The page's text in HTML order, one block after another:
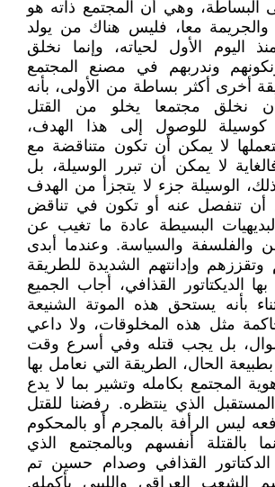
وهي أن المجتمع ذاته هو
والجريمة معا، فليس هناك من يولد
اليوم الأول لحياته، وإنما نخلق
وندربهم في مصنع المجتمع
أخرى أكثر بساطة من الأولى، بأنه
نخلق مجتمعا يخلو من القتل
كوسيلة للوصول إلى هذا الهدف،
لا يمكن أن تكون متناقضة مع
لا يمكن أن تبرر الوسيلة، بل
الوسيلة جزء لا يتجزأ من الهدف
أن تنفصل عنه أو تكون في تناقض
البسيطة عادة ما تغيب عن
والفلسفة والسياسة. وعندما أبدى
وإدانتهم الشديدة للطريقة
الديكتاتور القذافي، أجاب الجميع
بأنه يستحق هذه الموتة الشنيعة
مثل هذه المخلوقات، ولا داعي
بل يجب قتله وفي أسرع وقت
الحال، الطريقة التي نعامل بها
المجتمع بكامله وتشير بما لا يدع
الذي ينتظره. رفضنا للقتل
ليس الرأفة بالمجرم أو بالمحكوم
بالقتلة أنفسهم وبالمجتمع الذي
الدكتاتور القذافي وصدام حسين تم
الشعب العراقي والليبي بأكمله.